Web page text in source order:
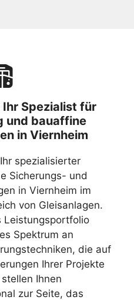
Ihr Spezialist für
und bauaffine
in Viernheim
spezialisierter
Sicherungs- und
in Viernheim im
von Gleisanlagen.
Leistungsportfolio
Spektrum an
die auf
Ihrer Projekte
Ihnen
zur Seite, das